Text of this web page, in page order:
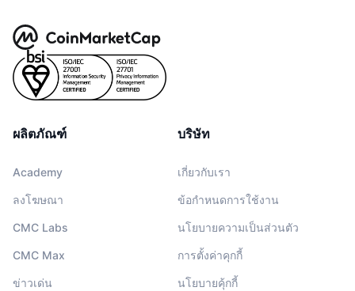
ผลิตภัณฑ์
Academy
ลงโฆษณา
CMC Labs
CMC Max
ข่าวเด่น
บริษัท
เกี่ยวกับเรา
ข้อกำหนดการใช้งาน
นโยบายความเป็นส่วนตัว
การตั้งค่าคุกกี้
นโยบายคุ้กกี้